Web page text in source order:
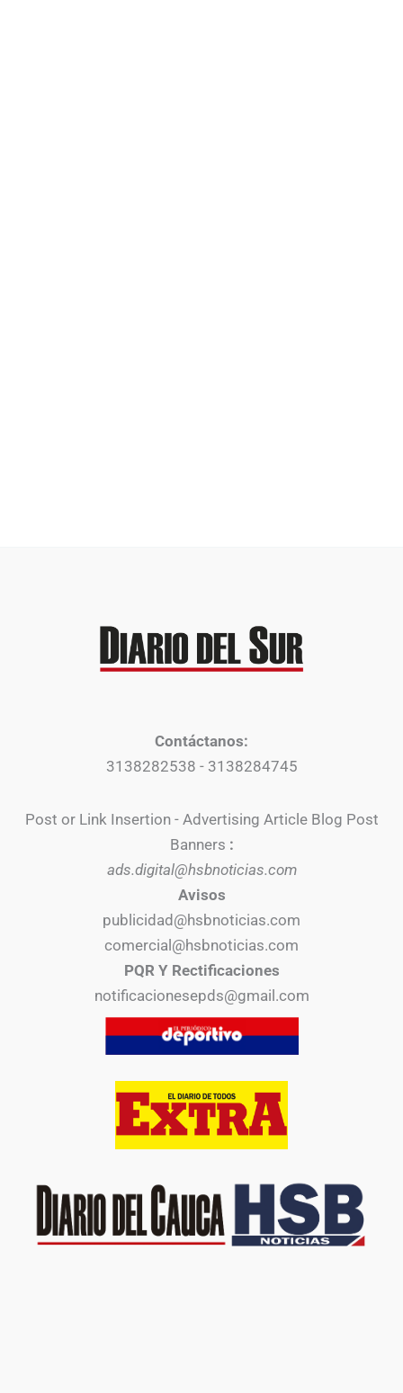
Contáctanos:
3138282538 - 3138284745
Post or Link Insertion - Advertising Article Blog Post
Banners :
ads.digital@hsbnoticias.com
Avisos
publicidad@hsbnoticias.com
comercial@hsbnoticias.com
PQR Y Rectificaciones
notificacionesepds@gmail.com